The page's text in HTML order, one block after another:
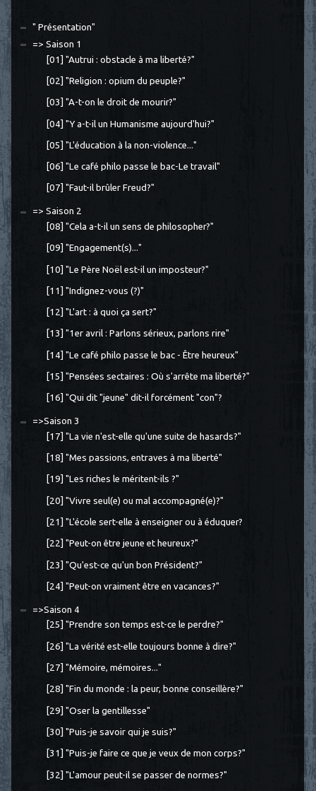
" Présentation"
=> Saison 1
[01] "Autrui : obstacle à ma liberté?"
[02] "Religion : opium du peuple?"
[03] "A-t-on le droit de mourir?"
[04] "Y a-t-il un Humanisme aujourd'hui?"
[05] "L'éducation à la non-violence..."
[06] "Le café philo passe le bac-Le travail"
[07] "Faut-il brûler Freud?"
=> Saison 2
[08] "Cela a-t-il un sens de philosopher?"
[09] "Engagement(s)..."
[10] "Le Père Noël est-il un imposteur?"
[11] "Indignez-vous (?)"
[12] "L'art : à quoi ça sert?"
[13] "1er avril : Parlons sérieux, parlons rire"
[14] "Le café philo passe le bac - Être heureux"
[15] "Pensées sectaires : Où s'arrête ma liberté?"
[16] "Qui dit "jeune" dit-il forcément "con"?
=>Saison 3
[17] "La vie n'est-elle qu'une suite de hasards?"
[18] "Mes passions, entraves à ma liberté"
[19] "Les riches le méritent-ils ?"
[20] "Vivre seul(e) ou mal accompagné(e)?"
[21] "L'école sert-elle à enseigner ou à éduquer?
[22] "Peut-on être jeune et heureux?"
[23] "Qu'est-ce qu'un bon Président?"
[24] "Peut-on vraiment être en vacances?"
=>Saison 4
[25] "Prendre son temps est-ce le perdre?"
[26] "La vérité est-elle toujours bonne à dire?"
[27] "Mémoire, mémoires..."
[28] "Fin du monde : la peur, bonne conseillère?"
[29] "Oser la gentillesse"
[30] "Puis-je savoir qui je suis?"
[31] "Puis-je faire ce que je veux de mon corps?"
[32] "L'amour peut-il se passer de normes?"